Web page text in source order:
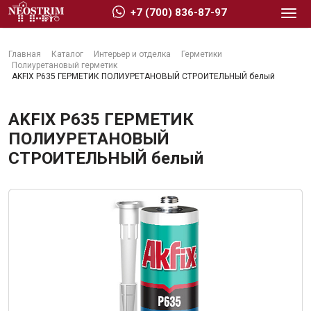
Главная Каталог Интерьер и отделка
Герметики
Полиуретановый герметик
AKFIX P635 ГЕРМЕТИК ПОЛИУРЕТАНОВЫЙ СТРОИТЕЛЬНЫЙ белый
AKFIX P635 ГЕРМЕТИК
ПОЛИУРЕТАНОВЫЙ
СТРОИТЕЛЬНЫЙ белый
+7 (700) 836-87-97
Стройматериалы
Гидроизоляция
Изоляционные материалы
Кровельные материалы